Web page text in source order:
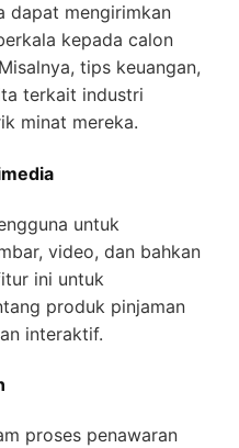
dapat mengirimkan
kepada calon
tips keuangan,
terkait industri
minat mereka.
untuk
video, dan bahkan
ini untuk
produk pinjaman
interaktif.
proses penawaran